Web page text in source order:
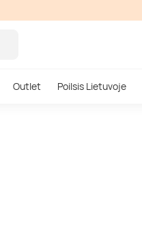
Outlet Poilsis Lietuvoje